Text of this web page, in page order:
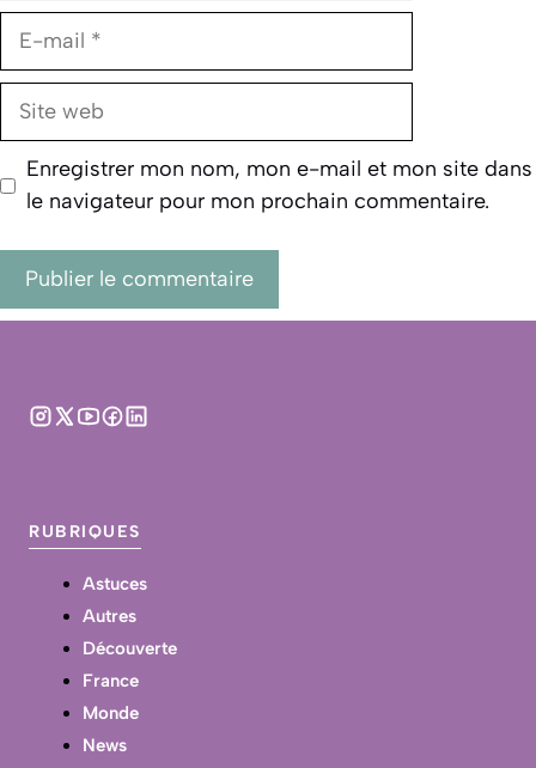
E-
Site
Enregistrer mon nom, mon e-mail et mon site dans
le navigateur pour mon prochain commentaire.
RUBRIQUES
Astuces
Autres
Découverte
France
Monde
News